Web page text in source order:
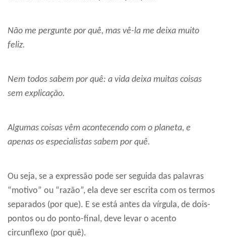
Não me pergunte por quê, mas vê-la me deixa muito
feliz.
Nem todos sabem por quê: a vida deixa muitas coisas
sem explicação.
Algumas coisas vêm acontecendo com o planeta, e
apenas os especialistas sabem por quê.
Ou seja, se a expressão pode ser seguida das palavras
“motivo” ou “razão”, ela deve ser escrita com os termos
separados (por que). E se está antes da vírgula, de dois-
pontos ou do ponto-final, deve levar o acento
circunflexo (por quê).